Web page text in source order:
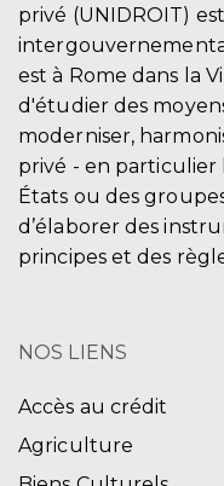
privé (UNIDROIT)
est à Rome dans la
d'étudier des
moderniser,
privé - en
États ou des
d’élaborer des
principes et des
NOS LIENS
Accès au crédit
Agriculture